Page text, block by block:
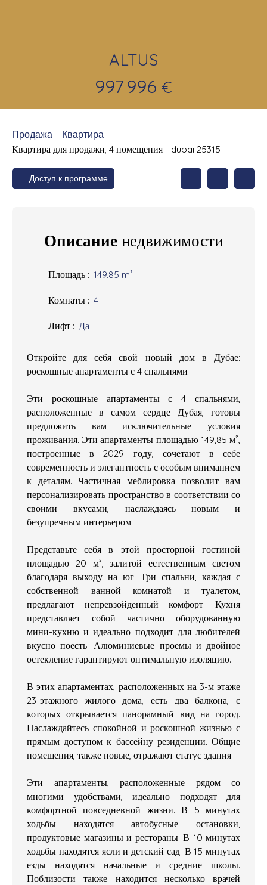
ALTUS
997 996 €
Продажа
Квартира
Квартира для продажи, 4 помещения - dubai 25315
Доступ к программе
Описание недвижимости
Площадь : 149.85 m²
Комнаты : 4
Лифт : Да
Откройте для себя свой новый дом в Дубае:
роскошные апартаменты с 4 спальнями
Эти роскошные апартаменты с 4 спальнями,
расположенные в самом сердце Дубая, готовы
предложить вам исключительные условия
проживания. Эти апартаменты площадью 149,85 м²,
построенные в 2029 году, сочетают в себе
современность и элегантность с особым вниманием
к деталям. Частичная меблировка позволит вам
персонализировать пространство в соответствии со
своими вкусами, наслаждаясь новым и
безупречным интерьером.
Представьте себя в этой просторной гостиной
площадью 20 м², залитой естественным светом
благодаря выходу на юг. Три спальни, каждая с
собственной ванной комнатой и туалетом,
предлагают непревзойденный комфорт. Кухня
представляет собой частично оборудованную
мини-кухню и идеально подходит для любителей
вкусно поесть. Алюминиевые проемы и двойное
остекление гарантируют оптимальную изоляцию.
В этих апартаментах, расположенных на 3-м этаже
23-этажного жилого дома, есть два балкона, с
которых открывается панорамный вид на город.
Наслаждайтесь спокойной и роскошной жизнью с
прямым доступом к бассейну резиденции. Общие
помещения, также новые, отражают статус здания.
Эти апартаменты, расположенные рядом со
многими удобствами, идеально подходят для
комфортной повседневной жизни. В 5 минутах
ходьбы находятся автобусные остановки,
продуктовые магазины и рестораны. В 10 минутах
ходьбы находятся ясли и детский сад. В 15 минутах
езды находятся начальные и средние школы.
Поблизости также находится несколько врачей